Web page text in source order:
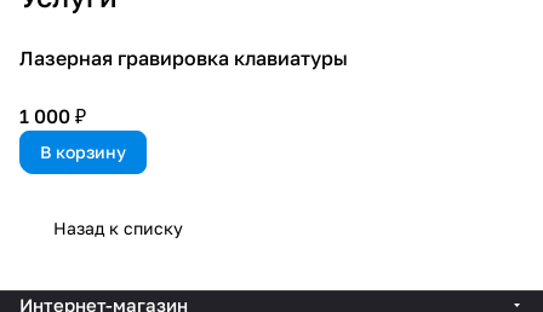
Лазерная гравировка клавиатуры
1 000 ₽
В корзину
Назад к списку
Интернет-магазин